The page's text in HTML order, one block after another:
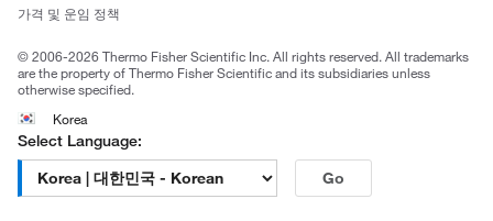
가격 및 운임 정책
© 2006-2026 Thermo Fisher Scientific Inc. All rights reserved. All trademarks
are the property of Thermo Fisher Scientific and its subsidiaries unless
otherwise specified.
Korea
Select Language:
Go